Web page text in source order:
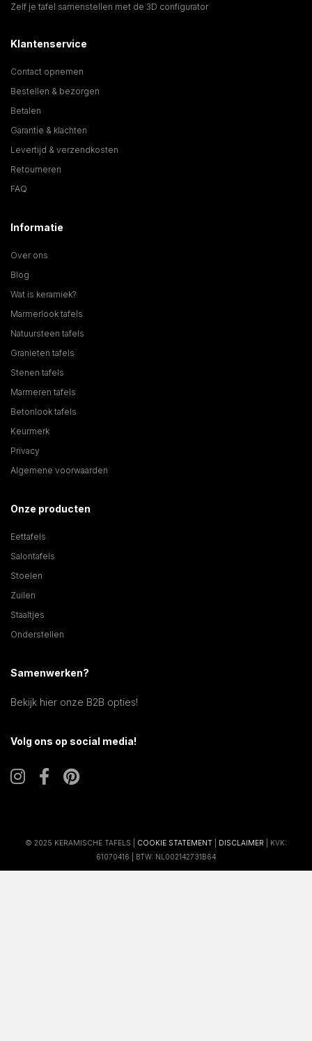
Zelf je tafel samenstellen met de 3D configurator
Klantenservice
Contact opnemen
Bestellen & bezorgen
Betalen
Garantie & klachten
Levertijd & verzendkosten
Retourneren
FAQ
Informatie
Over ons
Blog
Wat is keramiek?
Marmerlook tafels
Natuursteen tafels
Granieten tafels
Stenen tafels
Marmeren tafels
Betonlook tafels
Keurmerk
Privacy
Algemene voorwaarden
Onze producten
Eettafels
Salontafels
Stoelen
Zuilen
Staaltjes
Onderstellen
Samenwerken?
Bekijk hier onze B2B opties!
Volg ons op social media!
© 2025 KERAMISCHE TAFELS | COOKIE STATEMENT DISCLAIMER | KVK:
61070416 | BTW: NL002142731B64